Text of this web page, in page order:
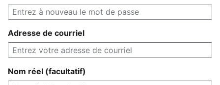
Adresse de courriel
Nom réel (facultatif)